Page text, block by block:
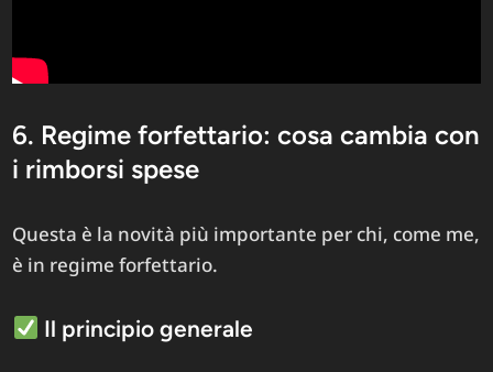
6. Regime forfettario: cosa cambia con
i rimborsi spese
Questa è la novità più importante per chi, come me,
è in regime forfettario.
Il principio generale